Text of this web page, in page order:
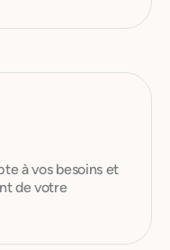
à vos besoins et
de votre